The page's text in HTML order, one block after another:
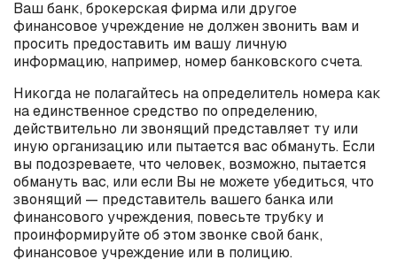
Ваш банк, брокерская фирма или другое
финансовое учреждение не должен звонить вам и
просить предоставить им вашу личную
информацию, например, номер банковского счета.
Никогда не полагайтесь на определитель номера как
на единственное средство по определению,
действительно ли звонящий представляет ту или
иную организацию или пытается вас обмануть. Если
вы подозреваете, что человек, возможно, пытается
обмануть вас, или если Вы не можете убедиться, что
звонящий — представитель вашего банка или
финансового учреждения, повесьте трубку и
проинформируйте об этом звонке свой банк,
финансовое учреждение или в полицию.